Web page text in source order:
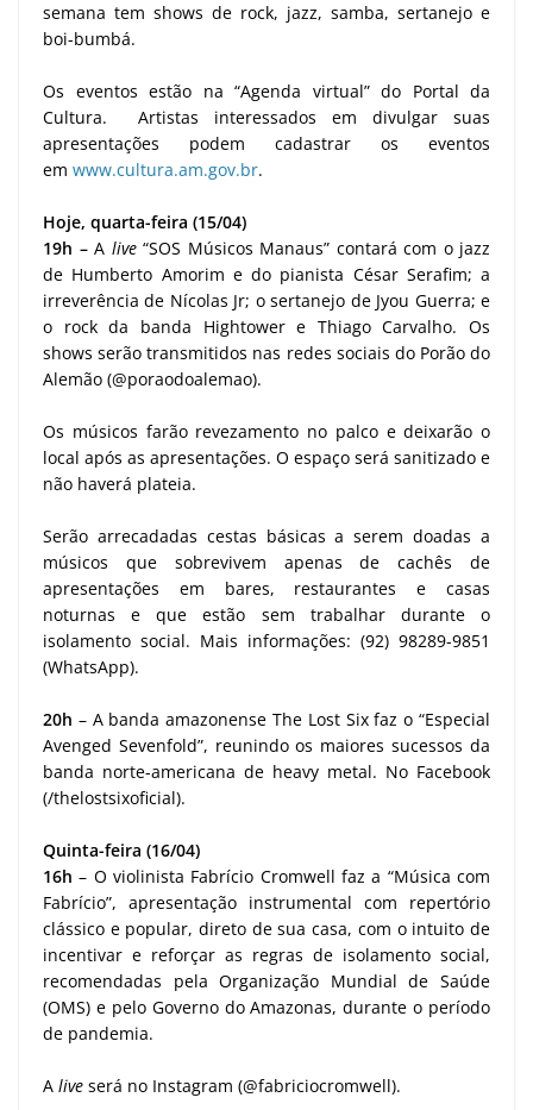
semana tem shows de rock, jazz, samba, sertanejo e
boi-bumbá.
Os eventos estão na “Agenda virtual” do Portal da
Cultura. Artistas interessados em divulgar suas
apresentações podem cadastrar os eventos
em www.cultura.am.gov.br.
Hoje, quarta-feira (15/04)
19h –A live“SOS Músicos Manaus” contará com o jazz
de Humberto Amorim e do pianista César Serafim; a
irreverência de Nícolas Jr; o sertanejo de Jyou Guerra; e
o rock da banda Hightower e Thiago Carvalho. Os
shows serão transmitidos nas redes sociais do Porão do
Alemão (@poraodoalemao).
Os músicos farão revezamento no palco e deixarão o
local após as apresentações. O espaço será sanitizado e
não haverá plateia.
Serão arrecadadas cestas básicas a serem doadas a
músicos que sobrevivem apenas de cachês de
apresentações em bares, restaurantes e casas
noturnas e que estão sem trabalhar durante o
isolamento social. Mais informações: (92) 98289-9851
(WhatsApp).
20h – A banda amazonense The Lost Six faz o “Especial
Avenged Sevenfold”, reunindo os maiores sucessos da
banda norte-americana de heavy metal. No Facebook
(/thelostsixoficial).
Quinta-feira (16/04)
16h – O violinista Fabrício Cromwell faz a “Música com
Fabrício”, apresentação instrumental com repertório
clássico e popular, direto de sua casa, com o intuito de
incentivar e reforçar as regras de isolamento social,
recomendadas pela Organização Mundial de Saúde
(OMS) e pelo Governo do Amazonas, durante o período
de pandemia.
A live será no Instagram (@fabriciocromwell).